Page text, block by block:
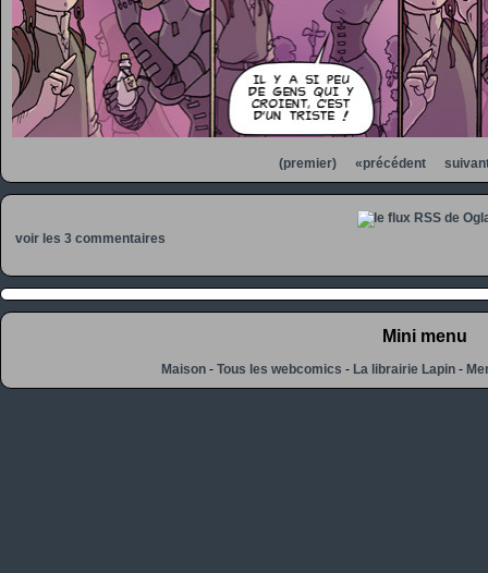
(premier) «précédent
voir les 3 commentaires
Mini menu
Maison -Tous les webcomics -La librairie Lapin -